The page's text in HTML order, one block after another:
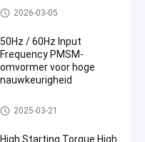
PMSM-Omschakelaar
2026-03-05
50Hz / 60Hz Input
Frequency PMSM-
omvormer voor hoge
nauwkeurigheid
PMSM-Omschakelaar
2025-03-21
High Starting Torque High